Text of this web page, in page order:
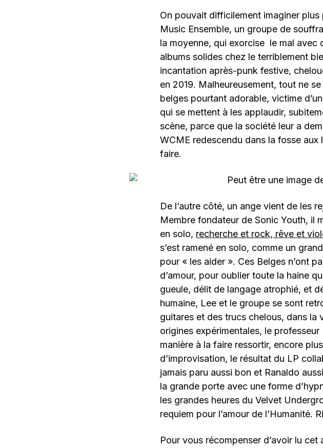
On pouvait difficilement imaginer
Music Ensemble, un groupe de
la moyenne, qui exorcise le mal avec
albums solides chez le terriblement
incantation après-punk festive,
en 2019. Malheureusement, tout ne
belges pourtant adorable, victime
qui se mettent à les applaudir,
scène, parce que la société leur a
WCME redescendu dans la fosse
faire.
De l’autre côté, un ange vient de les
Membre fondateur de Sonic Youth, il
en solo, recherche et rock, rêve et
s’est ramené en solo, comme un
pour « les aider ». Ces Belges n’ont
d’amour, pour oublier toute la haine
gueule, délit de langage atrophié, et
humaine, Lee et le groupe se sont
guitares et des trucs chelous, dans la
origines expérimentales, le
manière à la faire ressortir, encore
d’improvisation, le résultat du LP
jamais paru aussi bon et Ranaldo
la grande porte avec une forme
les grandes heures du Velvet
requiem pour l’amour de l’Humanité.
Pour vous récompenser d’avoir lu